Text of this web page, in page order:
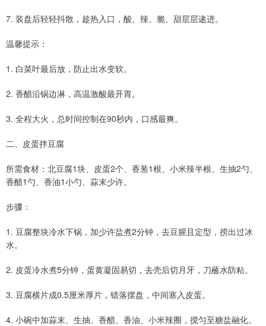
7. 装盘后轻轻抖散，趁热入口，酸、辣、脆、甜层层递进。
温馨提示：
1. 白菜叶最后放，防止出水变软。
2. 香醋沿锅边淋，高温激酸最开胃。
3. 全程大火，总时间控制在90秒内，口感最爽。
二、皮蛋拌豆腐
所需食材：北豆腐1块、皮蛋2个、香葱1根、小米辣半根、生抽2勺、
香醋1勺、香油1小勺、蒜末少许。
步骤：
1. 豆腐整块冷水下锅，加少许盐煮2分钟，去豆腥且定型，捞出过冰
水。
2. 皮蛋冷水煮5分钟，蛋黄凝固易切，去壳后切月牙，刀蘸水防粘。
3. 豆腐横片成0.5厘米厚片，错落摆盘，中间塞入皮蛋。
4. 小碗中加蒜末、生抽、香醋、香油、小米辣圈，搅匀至糖盐融化。